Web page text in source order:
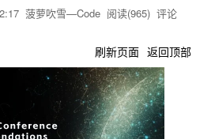
菠萝吹雪—Code 阅读(965) 评论
刷新页面 返回顶部